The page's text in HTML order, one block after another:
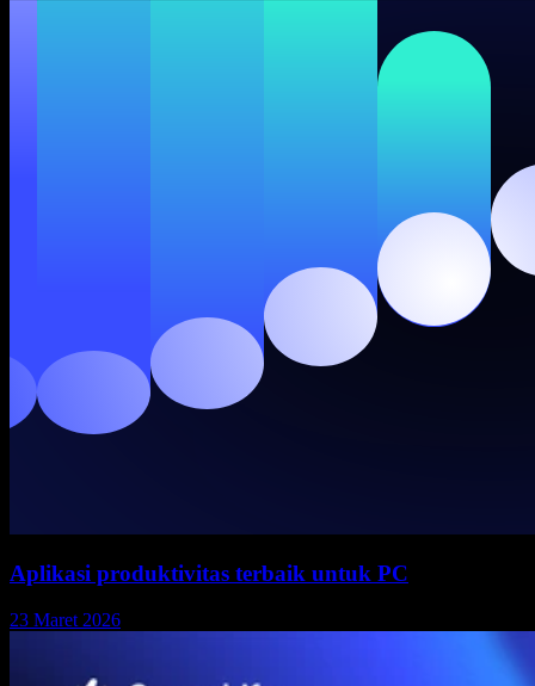
Aplikasi produktivitas terbaik untuk PC
23 Maret 2026